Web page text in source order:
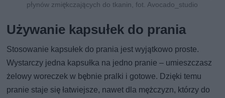
płynów zmiękczających do tkanin, fot. Avocado_studio
Używanie kapsułek do prania
Stosowanie kapsułek do prania jest wyjątkowo proste.
Wystarczy jedna kapsułka na jedno pranie – umieszczasz
żelowy woreczek w bębnie pralki i gotowe. Dzięki temu
pranie staje się łatwiejsze, nawet dla mężczyzn, którzy do